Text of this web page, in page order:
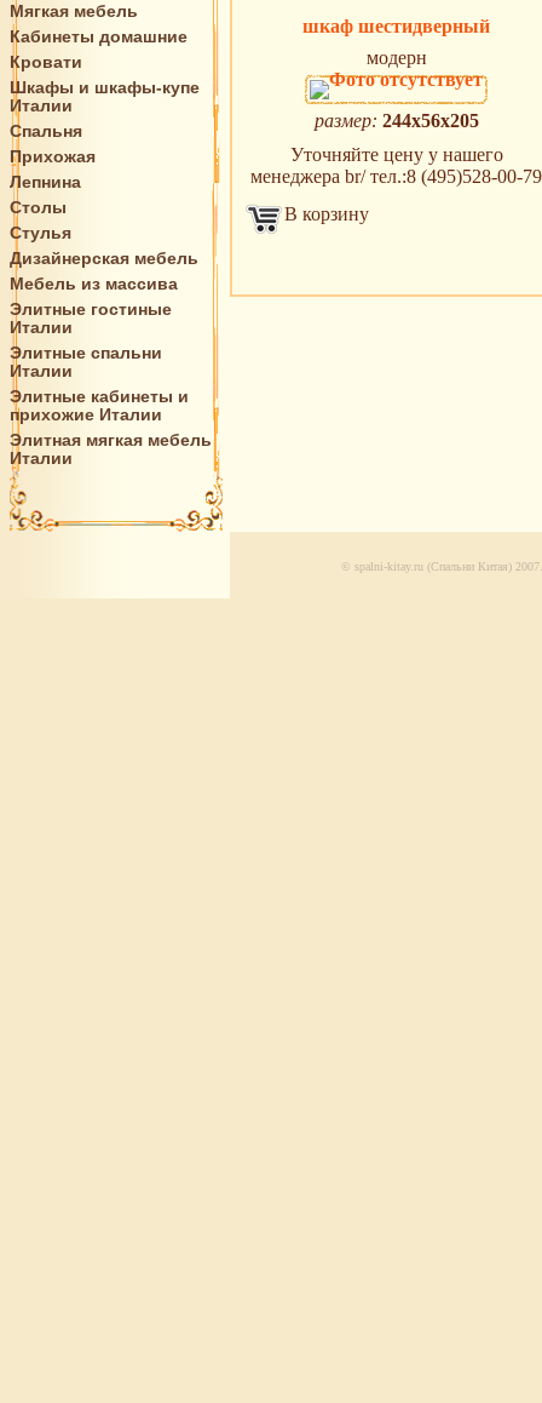
Мягкая мебель
Кабинеты домашние
Кровати
Шкафы и шкафы-купе
Италии
Спальня
Прихожая
Лепнина
Столы
Стулья
Дизайнерская мебель
Мебель из массива
Элитные гостиные
Италии
Элитные спальни
Италии
Элитные кабинеты и
прихожие Италии
Элитная мягкая мебель
Италии
шкаф шестидверный
модерн
размер: 244x56x205
Уточняйте цену у нашего
менеджера br/ тел.:8 (495)528-00-79
В корзину
© spalni-kitay.ru (Спальни Китая) 2007.